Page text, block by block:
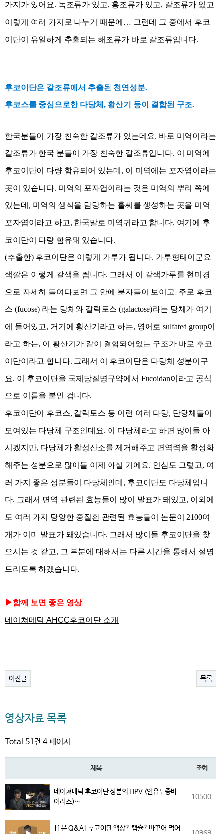
가지가 있어요. 녹조류가 있고, 홍조류가 있고, 갈조류가 있고
이렇게 여러 가지로 나누기 때문에… 그런데 그 중에서 후코
이단이 유일하게 추출되는 해조류가 바로 갈조류입니다.
후코이단은 갈조류에서 추출된 천연성분.
후코스를 중심으로한 다당체, 황산기 등이 결합된 구조.
한국분들이 가장 친숙한 갈조류가 있는데요. 바로 미역이라는
갈조류가 한국 분들이 가장 친숙한 갈조류입니다. 이 미역에
후코이단이 다량 함유되어 있는데, 이 미역에는 포자엽이라는
곳이 있습니다. 미역의 포자엽이라는 것은 미역의 뿌리 쪽에
있는데, 미역의 생식을 담당하는 홀씨를 생성하는 곳을 미역
포자엽이라고 하고, 한국말로 미역귀라고 합니다. 여기에 후
코이단이 다량 함유돼 있습니다.
(추출한) 후코이단은 이렇게 가루가 됩니다. 가루형태이군요
색깔은 이렇게 갈색을 띕니다. 그래서 이 갈색가루를 현미경
으로 자세히 들여다보면 그 안에 분자들이 보이고, 주로 후코
스 (fucose) 라는 당체와 갈락토스 (galactose)라는 당체가 여기
에 들어있고, 거기에 황산기라고 하는, 영어로 sulfated group이
라고 하는, 이 황산기가 같이 결합되어있는 구조가 바로 후코
이단이라고 합니다. 그래서 이 후코이단은 다당체 성분이구
요. 이 후코이단을 국제당질명규약에서 Fucoidan이라고 공식
으로 이름을 붙인 겁니다.
후코이단이 후코스, 갈락토스 등 이런 여러 다당, 단당체들이
모여있는 다당체 구조인데요. 이 다당체라고 하면 많이들 아
시겠지만, 다당체가 활성산소를 제거해주고 면역력을 활성화
해주는 성분으로 많이들 이제 아실 거에요. 인삼도 그렇고, 여
러 가지 좋은 성분들이 다당체인데, 후코이단도 다당체입니
다. 그래서 면역 관련된 효능들이 많이 발표가 돼있고, 이외에
도 여러 가지 당양한 중질환 관련된 효능들이 논문이 2100여
개가 이미 발표가 돼있습니다. 그래서 많이들 후코이단을 찾
으시는 것 같고, 그 부분에 대해서는 다른 시간을 통해서 설명
드리도록 하겠습니다.
▶함께 보면 좋은 영상
네이쳐메딕 AHCC후코이단 소개
이전글 목록
영상자료 목록
Total 51건 4 페이지
제목 조회
네이쳐메딕 후코이단 성분의 HPV (인유두종바
이러스)…
10500
[1분 Q&A] 후코이단 액상? 캡슐? 바꾸어 먹어